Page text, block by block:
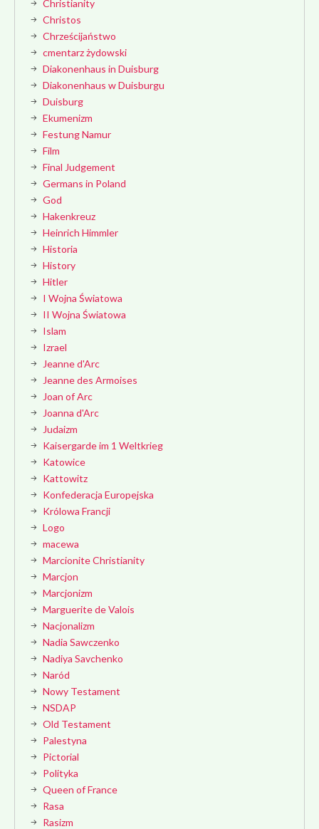
Christianity
Christos
Chrześcijaństwo
cmentarz żydowski
Diakonenhaus in Duisburg
Diakonenhaus w Duisburgu
Duisburg
Ekumenizm
Festung Namur
Film
Final Judgement
Germans in Poland
God
Hakenkreuz
Heinrich Himmler
Historia
History
Hitler
I Wojna Światowa
II Wojna Światowa
Islam
Izrael
Jeanne d'Arc
Jeanne des Armoises
Joan of Arc
Joanna d'Arc
Judaizm
Kaisergarde im 1 Weltkrieg
Katowice
Kattowitz
Konfederacja Europejska
Królowa Francji
Logo
macewa
Marcionite Christianity
Marcjon
Marcjonizm
Marguerite de Valois
Nacjonalizm
Nadia Sawczenko
Nadiya Savchenko
Naród
Nowy Testament
NSDAP
Old Testament
Palestyna
Pictorial
Polityka
Queen of France
Rasa
Rasizm